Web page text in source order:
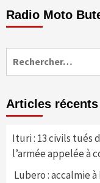
Radio Moto
Articles récents
Ituri : 13 civils tués
l’armée appelée à
Lubero : accalmie